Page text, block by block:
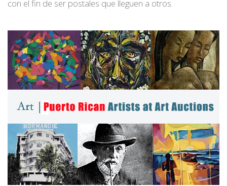
con el fin de ser postales que lleguen a otros.